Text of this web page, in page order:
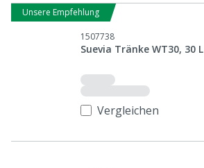
Unsere Empfehlung
1507738
Suevia Tränke WT30, 30 L
Vergleichen